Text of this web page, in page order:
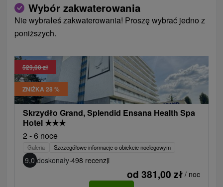
Wybór zakwaterowania
Nie wybrałeś zakwaterowania! Proszę wybrać jedno z
poniższych.
529,00 zł
ZNIŻKA 28 %
Skrzydło Grand, Splendid Ensana Health Spa
Hotel ★★★
2 - 6 noce
Galeria Szczegółowe informacje o obiekcie noclegowym
9,0 doskonały·498 recenzji
od 381,00 zł / noc